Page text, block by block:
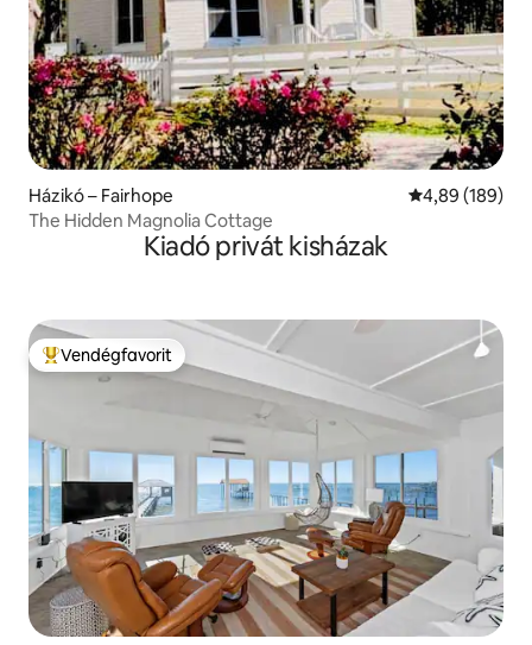
Házikó – Fairhope Átlagos
4,89 (189)
The Hidden Magnolia Cottage
Kiadó privát kisházak
Kiemelt vendégfavorit
Vendégfavorit